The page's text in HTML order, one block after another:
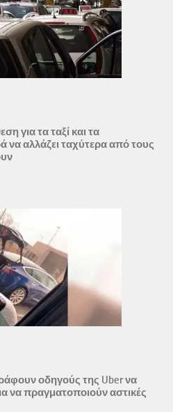
για τα ταξί και τα
να αλλάζει ταχύτερα από τους
οδηγούς της Uber να
να πραγματοποιούν αστικές